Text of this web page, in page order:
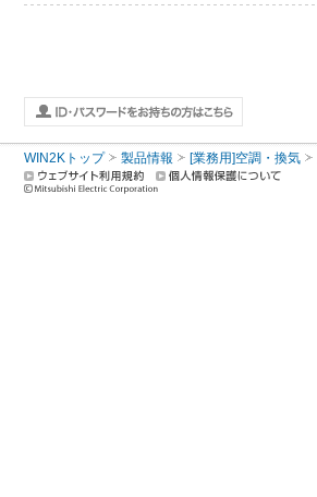
WIN2Kトップ 製品情報 [業務用]空調・換気